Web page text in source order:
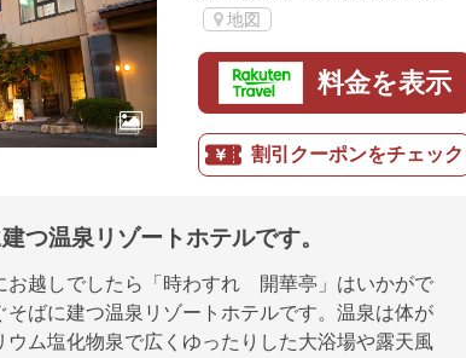
地図
料金を表示
割引クーポンをチェック
つ温泉リゾートホテルです。
お越しでしたら「時わすれ 開華亭」はいかがで
そばに建つ温泉リゾートホテルです。温泉は体が
ウム塩化物泉で広くゆったりした大浴場や露天風